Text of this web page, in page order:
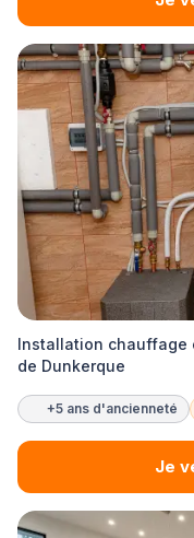
Installation chauffage
de Dunkerque
+5 ans d'ancienneté
Je